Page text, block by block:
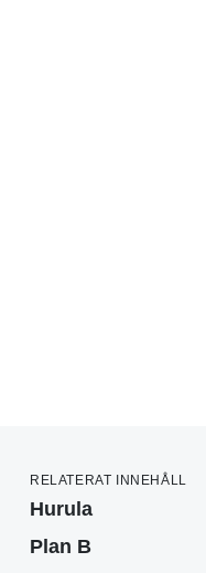
RELATERAT INNEHÅLL
Hurula
Plan B